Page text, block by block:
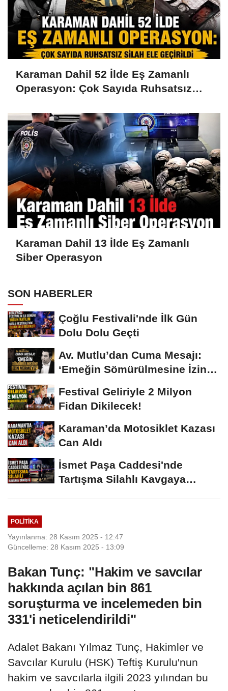
Karaman Dahil 52 İlde Eş Zamanlı
Operasyon: Çok Sayıda Ruhsatsız
Karaman Dahil 13 İlde Eş Zamanlı
Siber Operasyon
SON HABERLER
Çoğlu Festivali'nde İlk Gün
Dolu Dolu Geçti
Av. Mutlu’dan Cuma Mesajı:
‘Emeğin Sömürülmesine İzin
Festival Geliriyle 2 Milyon
Fidan Dikilecek!
Karaman’da Motosiklet Kazası
Can Aldı
İsmet Paşa Caddesi'nde
Tartışma Silahlı Kavgaya
POLITIKA
Yayınlanma: 28 Kasım 2025 - 12:47
Güncelleme: 28 Kasım 2025 - 13:09
Bakan Tunç: "Hakim ve savcılar
hakkında açılan bin 861
soruşturma ve incelemeden bin
331'i neticelendirildi"
Adalet Bakanı Yılmaz Tunç, Hakimler ve
Savcılar Kurulu (HSK) Teftiş Kurulu'nun
hakim ve savcılarla ilgili 2023 yılından bu